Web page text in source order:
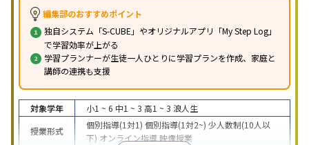
編集部のおすすめポイント
独自システム「S-CUBE」やオリジナルアプリ「My Step Log」
で学習効率が上がる
学習プランナーが生徒一人ひとりに学習プランを作成、家庭と
講師の連携も支援
対象学年 小1 ~ 6 中1 ~ 3 高1 ~ 3 浪人生
授業形式
個別指導(1対1) 個別指導(1対2~) 少人数制(10人以
下) オンライン指導映像授業